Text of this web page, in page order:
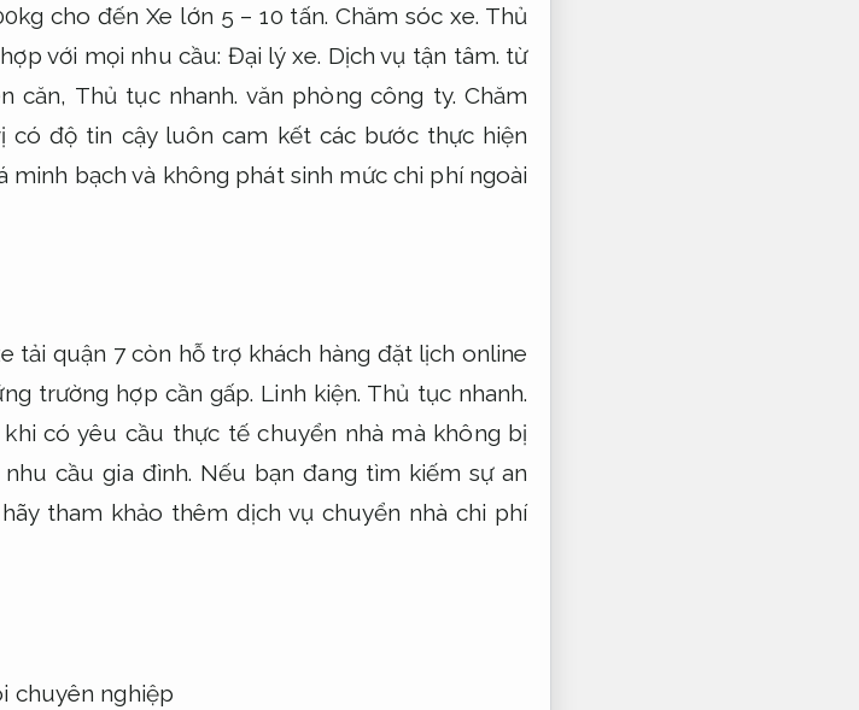
cho đến Xe lớn 5 – 10 tấn. Chăm sóc xe. Thủ
với mọi nhu cầu: Đại lý xe. Dịch vụ tận tâm. từ
căn, Thủ tục nhanh. văn phòng công ty.Chăm
có độ tin cậy luôn cam kết các bước thực hiện
minh bạch và không phát sinh mức chi phí ngoài
tải quận 7 còn hỗ trợ khách hàng đặt lịch online
trường hợp cần gấp. Linh kiện. Thủ tục nhanh.
có yêu cầu thực tế chuyển nhà mà không bị
cầu gia đình. Nếu bạn đang tìm kiếm sự an
hãy tham khảo thêm dịch vụ chuyển nhà chi phí